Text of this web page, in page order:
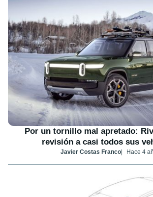
Por un tornillo mal apretado:
revisión a casi todos sus
Javier Costas Franco Hace 4